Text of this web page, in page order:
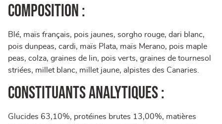
Composition :
Blé, maïs français, pois jaunes, sorgho rouge, dari blanc,
pois dunpeas, cardi, maïs Plata, maïs Merano, pois maple
peas, colza, graines de lin, pois verts, graines de tournesol
striées, millet blanc, millet jaune, alpistes des Canaries.
Constituants analytiques :
Glucides 63,10%, protéines brutes 13,00%, matières